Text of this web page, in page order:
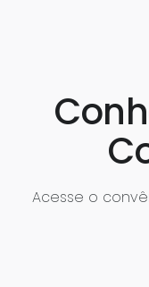
Acesse o